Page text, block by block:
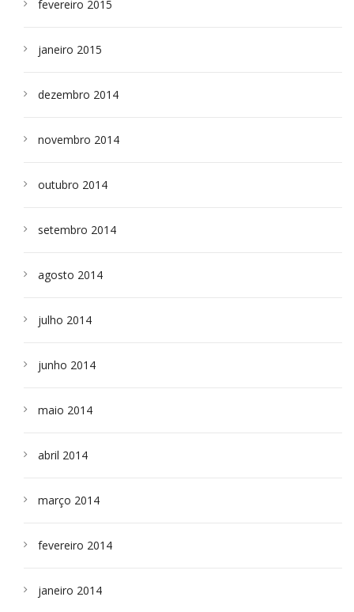
fevereiro 2015
janeiro 2015
dezembro 2014
novembro 2014
outubro 2014
setembro 2014
agosto 2014
julho 2014
junho 2014
maio 2014
abril 2014
março 2014
fevereiro 2014
janeiro 2014